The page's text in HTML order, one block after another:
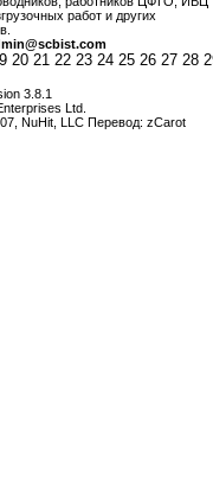
работ и других
20 21 22 23 24 25 26 27 28
3.8.1
Ltd.
NuHit, LLC Перевод: zCarot